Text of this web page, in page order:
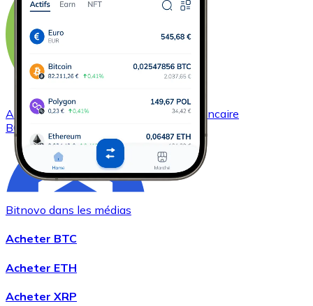
AcheterBitcoin Cash
avec virement bancaire
BCH
LINK
Bitnovo dans les médias
Acheter BTC
Acheter ETH
Acheter XRP